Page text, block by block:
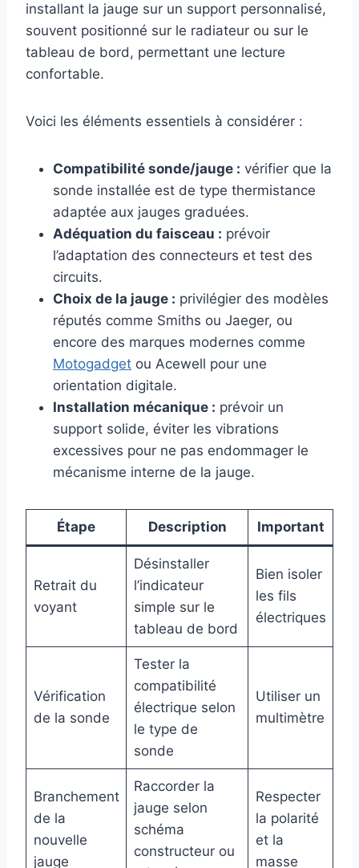
installant la jauge sur un support personnalisé,
souvent positionné sur le radiateur ou sur le
tableau de bord, permettant une lecture
confortable.
Voici les éléments essentiels à considérer :
Compatibilité sonde/jauge : vérifier que la
sonde installée est de type thermistance
adaptée aux jauges graduées.
Adéquation du faisceau : prévoir
l’adaptation des connecteurs et test des
circuits.
Choix de la jauge : privilégier des modèles
réputés comme Smiths ou Jaeger, ou
encore des marques modernes comme
Motogadget ou Acewell pour une
orientation digitale.
Installation mécanique : prévoir un
support solide, éviter les vibrations
excessives pour ne pas endommager le
mécanisme interne de la jauge.
Étape Description Important
Retrait du
voyant
Désinstaller
l’indicateur
simple sur le
tableau de bord
Bien isoler
les fils
électriques
Vérification
de la sonde
Tester la
compatibilité
électrique selon
le type de
sonde
Utiliser un
multimètre
Branchement
de la
nouvelle
jauge
Raccorder la
jauge selon
schéma
constructeur ou
Respecter
la polarité
et la
masse